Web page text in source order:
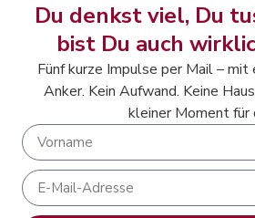
Du denkst viel, Du
bist Du auch
Fünf kurze Impulse per Mail – mit
Anker. Kein Aufwand. Keine
kleiner Moment für